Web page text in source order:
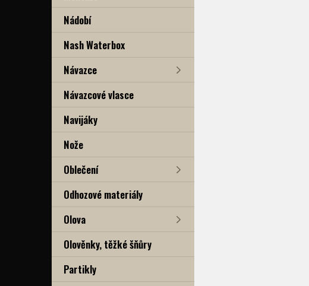
Nádobí
Nash Waterbox
Návazce
Návazcové vlasce
Navijáky
Nože
Oblečení
Odhozové materiály
Olova
Olověnky, těžké šňůry
Partikly